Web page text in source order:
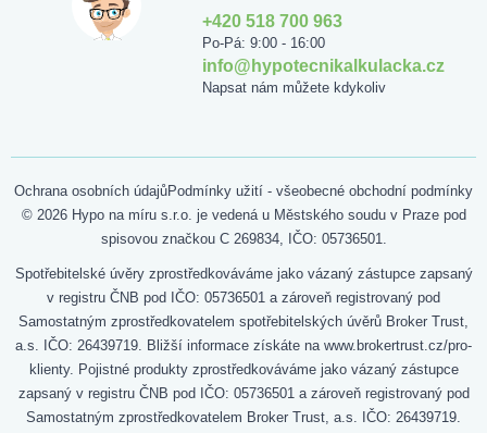
+420 518 700 963
Po-Pá: 9:00 - 16:00
info@hypotecnikalkulacka.cz
Napsat nám můžete kdykoliv
Ochrana osobních údajůPodmínky užití - všeobecné obchodní podmínky
© 2026 Hypo na míru s.r.o. je vedená u Městského soudu v Praze pod
spisovou značkou C 269834, IČO: 05736501.
Spotřebitelské úvěry zprostředkováváme jako vázaný zástupce zapsaný
v registru ČNB pod IČO: 05736501 a zároveň registrovaný pod
Samostatným zprostředkovatelem spotřebitelských úvěrů Broker Trust,
a.s. IČO: 26439719. Bližší informace získáte na www.brokertrust.cz/pro-
klienty. Pojistné produkty zprostředkováváme jako vázaný zástupce
zapsaný v registru ČNB pod IČO: 05736501 a zároveň registrovaný pod
Samostatným zprostředkovatelem Broker Trust, a.s. IČO: 26439719.